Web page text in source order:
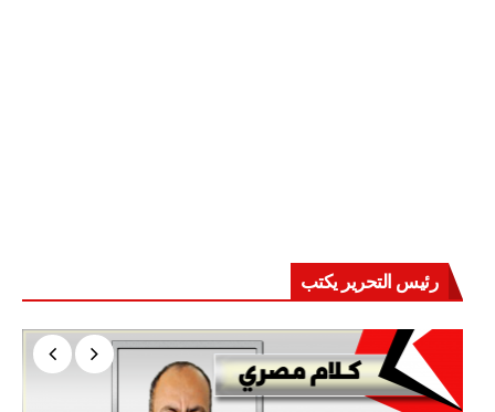
رئيس التحرير يكتب